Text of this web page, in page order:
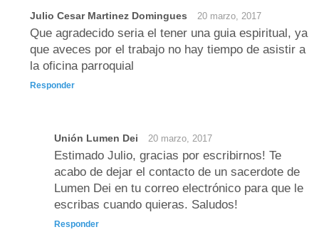
Julio Cesar Martinez Domingues 20 marzo, 2017
Que agradecido seria el tener una guia espiritual, ya
que aveces por el trabajo no hay tiempo de asistir a
la oficina parroquial
Responder
Unión Lumen Dei 20 marzo, 2017
Estimado Julio, gracias por escribirnos! Te
acabo de dejar el contacto de un sacerdote de
Lumen Dei en tu correo electrónico para que le
escribas cuando quieras. Saludos!
Responder